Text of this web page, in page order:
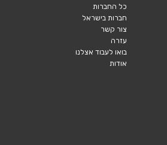
כל החברות
חברות בישראל
צור קשר
עזרה
בואו לעבוד אצלנו
אודות